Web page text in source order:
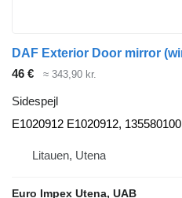
46 € ≈ 343,90 kr.
Sidespejl
E1020912 E1020912, 135580100
Litauen, Utena
Euro Impex Utena, UAB